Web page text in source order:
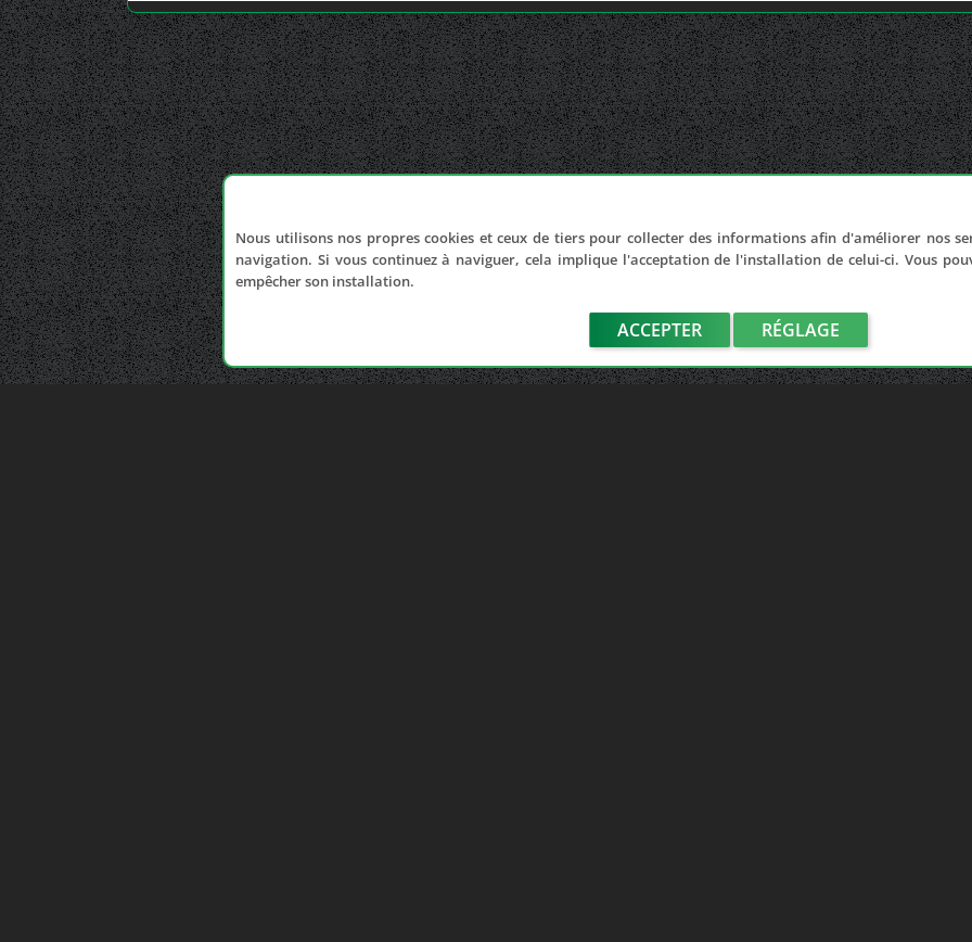
Nous utilisons nos propres cookies et ceux de tiers pour collecter des informations afin d'améliorer nos
navigation. Si vous continuez à naviguer, cela implique l'acceptation de l'installation de celui-ci. Vous
empêcher son installation.
ACCEPTER RÉGLAGE